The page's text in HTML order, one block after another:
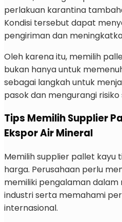
perlakuan karantina
Kondisi tersebut dapat
pengiriman dan
Oleh karena itu, memilih
bukan hanya untuk
sebagai langkah untuk
pasok dan mengurangi
Tips Memilih Supplier
Ekspor Air Mineral
Memilih supplier pallet kayu
harga. Perusahaan perlu
memiliki pengalaman
industri serta memahami
internasional.